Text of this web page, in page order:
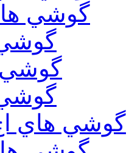
گوشي
گوشي
گوشي
گوشي هاي